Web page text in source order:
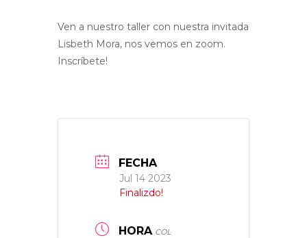
Ven a nuestro taller con nuestra invitada
Lisbeth Mora, nos vemos en zoom.
Inscríbete!
FECHA
Jul 14 2023
Finalizdo!
HORA COL